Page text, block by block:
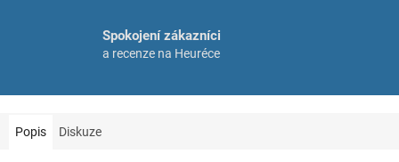
Spokojení zákazníci
a recenze na Heuréce
Popis Diskuze